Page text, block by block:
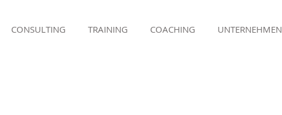
CONSULTING TRAINING COACHING UNTERNEHMEN